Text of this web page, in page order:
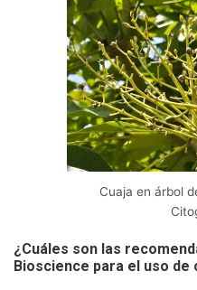
Cuaja en árbol
¿Cuáles son las
Bioscience para el uso de